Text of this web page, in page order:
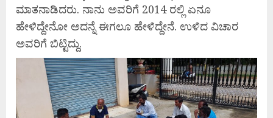
ಮಾತನಾಡಿದರು. ನಾನು ಅವರಿಗೆ 2014 ರಲ್ಲಿ ಏನೂ
ಹೇಳಿದ್ದೇನೋ ಅದನ್ನೆ ಈಗಲೂ ಹೇಳಿದ್ದೇನೆ. ಉಳಿದ ವಿಚಾರ
ಅವರಿಗೆ ಬಿಟ್ಟಿದ್ದು.